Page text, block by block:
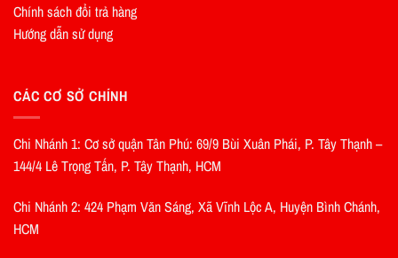
Chính sách đổi trả hàng
Hướng dẫn sử dụng
CÁC CƠ SỞ CHÍNH
Chi Nhánh 1: Cơ sở quận Tân Phú: 69/9 Bùi Xuân Phái, P. Tây Thạnh –
144/4 Lê Trọng Tấn, P. Tây Thạnh, HCM
Chi Nhánh 2: 424 Phạm Văn Sáng, Xã Vĩnh Lộc A, Huyện Bình Chánh,
HCM